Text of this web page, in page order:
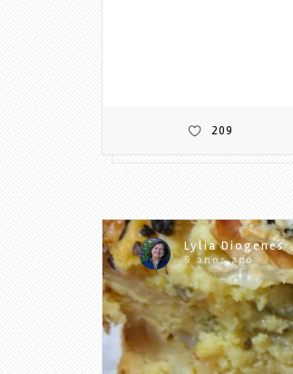
209
Lylia Diogenes
9 anos ago